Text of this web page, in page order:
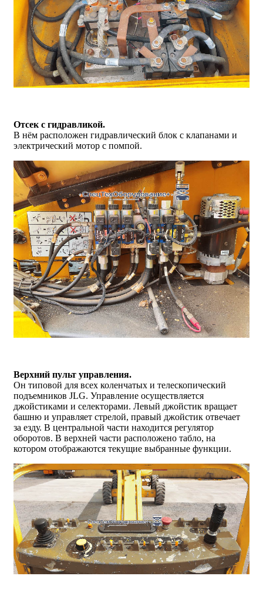
Отсек с гидравликой.
В нём расположен гидравлический блок с клапанами и
электрический мотор с помпой.
Верхний пульт управления.
Он типовой для всех коленчатых и телескопический
подъемников JLG. Управление осуществляется
джойстиками и селекторами. Левый джойстик вращает
башню и управляет стрелой, правый джойстик отвечает
за езду. В центральной части находится регулятор
оборотов. В верхней части расположено табло, на
котором отображаются текущие выбранные функции.